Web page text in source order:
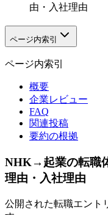
由・入社理由
ページ内索引
ページ内索引
概要
企業レビュー
FAQ
関連投稿
要約の根拠
NHK→起業の転職
理由・入社理由
公開された転職エント